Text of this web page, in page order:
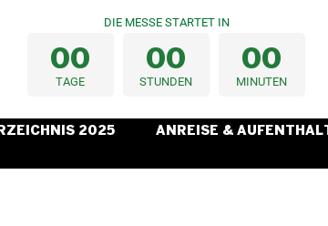
DIE MESSE STARTET IN
00
TAGE
00
STUNDEN
00
MINUTEN
2025 ANREISE & AUFENTHALT